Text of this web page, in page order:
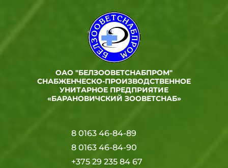
ОАО "БЕЛЗООВЕТСНАБПРОМ"
СНАБЖЕНЧЕСКО-ПРОИЗВОДСТВЕННОЕ
УНИТАРНОЕ ПРЕДПРИЯТИЕ
«БАРАНОВИЧСКИЙ ЗООВЕТСНАБ»
8 0163 46-84-89
8 0163 46-84-90
+375 29 235 84 67